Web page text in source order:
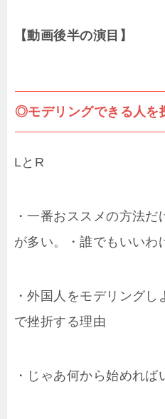
【動画後半の演目】
◎モデリングできる人を
LとR
・一番おススメの方法
が多い。・誰でもいいわ
・外国人をモデリングし
で挫折する理由
・じゃあ何から始めれば